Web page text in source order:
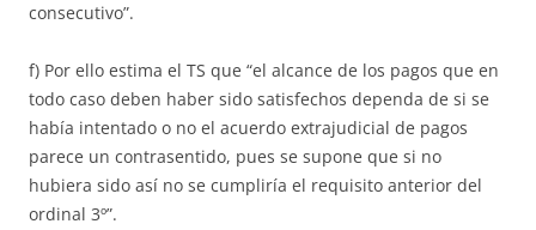
consecutivo”.
f) Por ello estima el TS que “el alcance de los pagos que en
todo caso deben haber sido satisfechos dependa de si se
había intentado o no el acuerdo extrajudicial de pagos
parece un contrasentido, pues se supone que si no
hubiera sido así no se cumpliría el requisito anterior del
ordinal 3º”.